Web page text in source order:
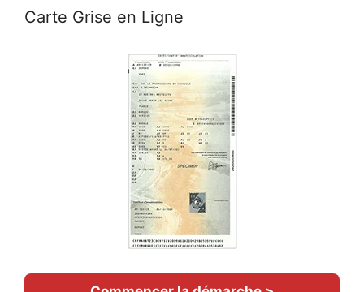
Carte Grise en Ligne